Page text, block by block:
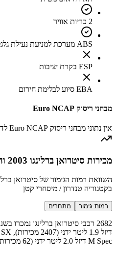
2 כריות אוויר
ABS מערכת למניעת נעילת גלגלים
ESP בקרת יציבות
EBA סיוע לבלימת חירום
מבחני ריסוק Euro NCAP
אין נתוני מבחני ריסוק Euro NCAP לדגם זה
מכירות סיטרואן ברלינגו 2003 והשוואה למתחרים
בקטגוריה טנדרון / מיסחרי קטן
רמות גימור מתחרים
M Spec דיזל 2.0 ליטר ידני (62 מכירות).